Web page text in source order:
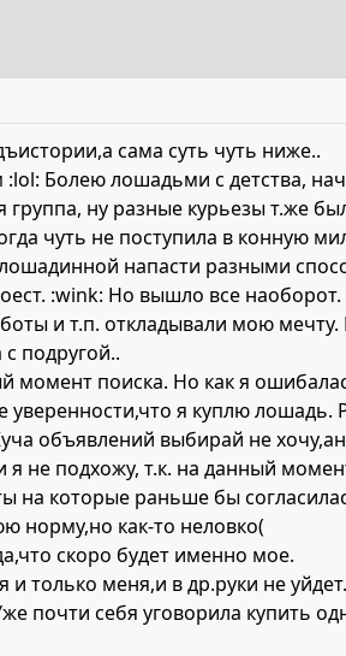
сама суть чуть ниже..
Болею лошадьми с детства,
ну разные курьезы т.же
чуть не поступила в конную
напасти разными
:wink: Но вышло все
и т.п. откладывали мою
подругой..
момент поиска. Но как я
я куплю
объявлений выбирай не
не подхожу, т.к. на данный
на которые раньше бы
норму,но как-то неловко(
скоро будет именно мое.
только меня,и в др.руки не
почти себя уговорила купить